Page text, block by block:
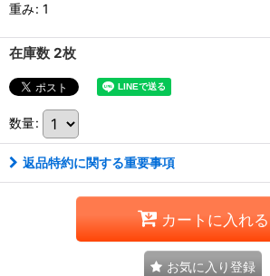
重み: 1
在庫数 2枚
数量:
返品特約に関する重要事項
カートに入れる
お気に入り登録